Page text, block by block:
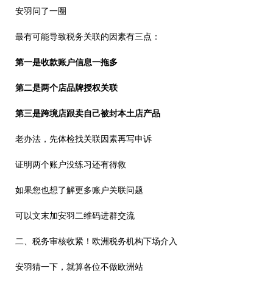
安羽问了一圈
最有可能导致税务关联的因素有三点：
第一是收款账户信息一拖多
第二是两个店品牌授权关联
第三是跨境店跟卖自己被封本土店产品
老办法，先体检找关联因素再写申诉
证明两个账户没练习还有得救
如果您也想了解更多账户关联问题
可以文末加安羽二维码进群交流
二、税务审核收紧！欧洲税务机构下场介入
安羽猜一下，就算各位不做欧洲站